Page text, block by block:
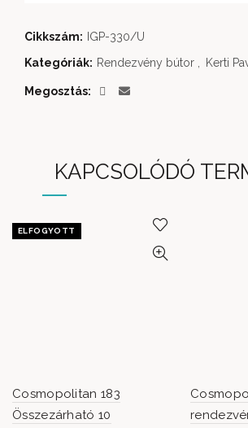
Cikkszám:
IGP-330/U
Kategóriák: Rendezvény bútor Kerti
Megosztás
KAPCSOLÓDÓ
ELFOGYOTT
Cosmopolitan 183
Összezárható 10